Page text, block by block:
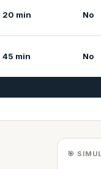
20 min No
45 min No
🎯